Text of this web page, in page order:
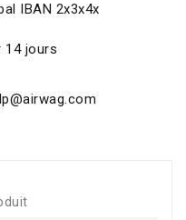
IBAN 2x3x4x
14 jours